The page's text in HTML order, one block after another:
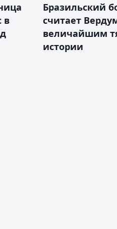
в
Бразильский
считает
величайшим
истории